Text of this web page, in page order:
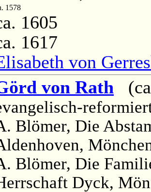
1578
1605
1617
von
von Rath
Blömer, Die
Blömer, Die
Dyck,